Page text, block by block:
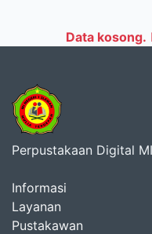
Data kosong.
Perpustakaan Digital
Informasi
Layanan
Pustakawan